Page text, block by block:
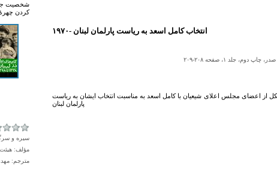
شخصیت
کردن
جلد ۱، صفحه ۲۰۸-۲۰۹
از اعضای مجلس اعلای شیعیان با کامل اسعد به مناسبت انتخاب ایشان به ریاست
پارلمان لبنان
سیره و
مؤلف:
مترجم: